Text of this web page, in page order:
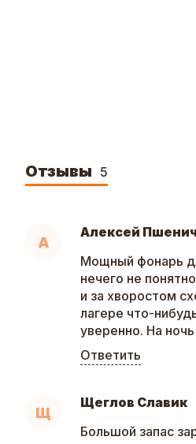
Отзывы 5
А
Алексей
Мощный фонарь
нечего не
и за хворостом
лагере что-
уверенно. На
Ответить
Щ
Щеглов Славик
Большой запас